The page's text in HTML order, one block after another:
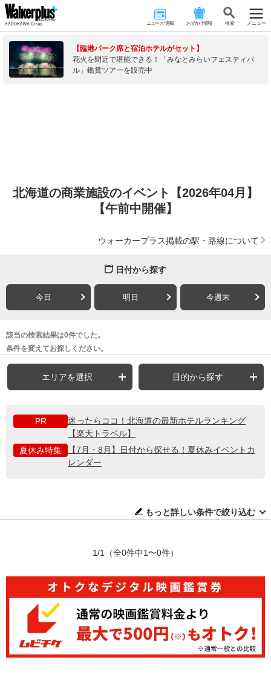
ニュース･連載 おでかけ情報 検 索 メニュー
【臨港パーク席と宿泊ホテルがセット】
花火を間近で堪能できる！「みなとみらいフェスティバ
ル」鑑賞ツアーを販売中
北海道の商業施設のイベント【2026年04月】
【午前中開催】
ウォーカープラス掲載の駅・路線について
日付から探す
今日 明日 今週末
該当の検索結果は0件でした。
条件を変えてお探しください。
エリアを選択 目的から探す
PR
迷ったらココ！北海道の最新ホテルランキング
【楽天トラベル】
夏休み特集
【7月・8月】日付から探せる！夏休みイベントカ
レンダー
もっと詳しい条件で絞り込む
1/1 （全0件中1〜0件）